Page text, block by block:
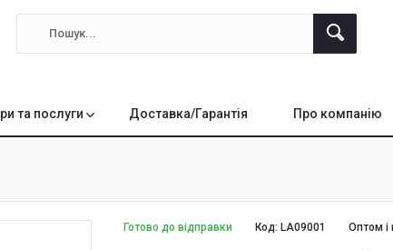
та послуги Доставка/Гарантія Про компанію
Готово до відправки Оптом і
Код: LA09001